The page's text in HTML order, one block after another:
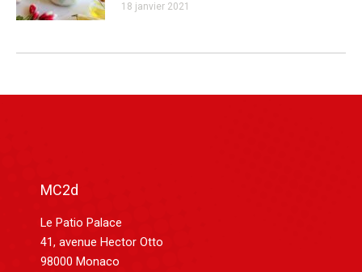
18 janvier 2021
MC2d
Le Patio Palace
41, avenue Hector Otto
98000 Monaco